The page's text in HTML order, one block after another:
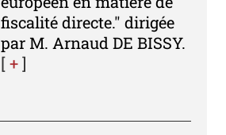
fiscalité directe." dirigée
par M. Arnaud DE BISSY.
[+]